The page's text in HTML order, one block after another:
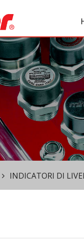
INDICATORI DI